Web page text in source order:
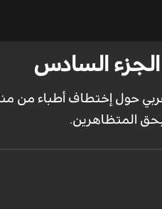
حول إختطاف أطباء من
المتظاهرين.